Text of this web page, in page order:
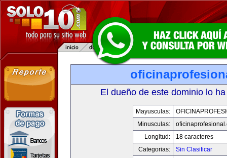
El dueño de este dominio lo
Mayusculas:
Minusculas:
Longitud:
18 caracteres
Categorias:
Sin Clasificar